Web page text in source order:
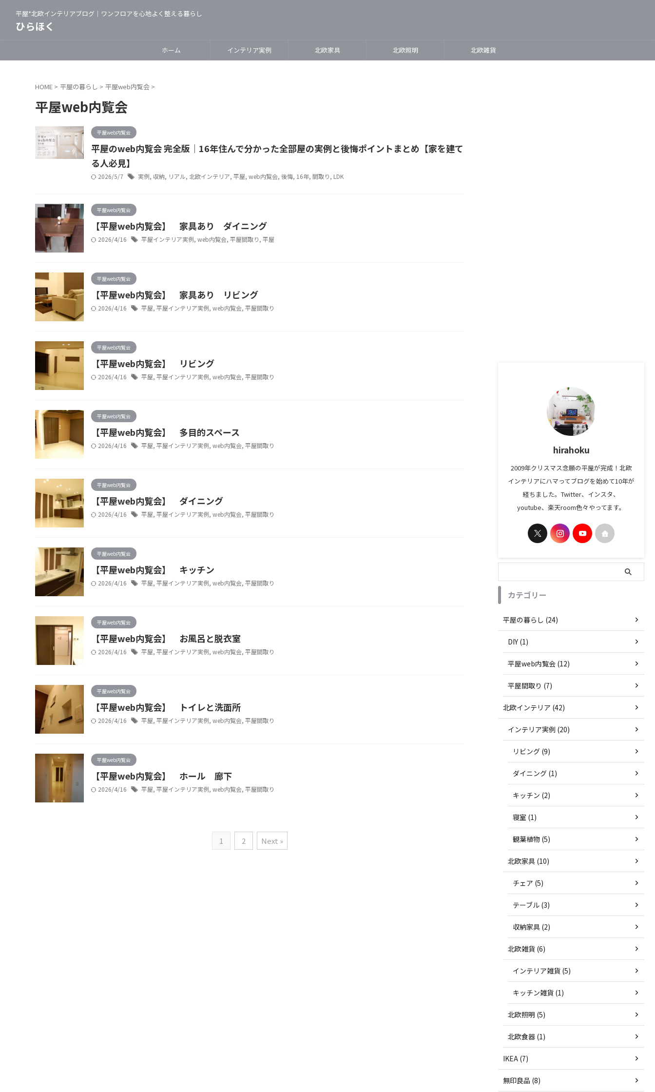
平屋*北欧インテリアブログ｜ワンフロアを心地よく整える暮らし
ひらほく
ホーム インテリア実例 北欧家具 北欧照明 北欧雑貨
HOME > 平屋の暮らし > 平屋web内覧会 >
平屋web内覧会
平屋web内覧会
平屋のweb内覧会 完全版｜16年住んで分かった全部屋の実例と後悔ポイントまとめ【家を建て
る人必見】
2026/5/7 実例, 収納, リアル, 北欧インテリア, 平屋, web内覧会, 後悔, 16年, 間取り, LDK
平屋web内覧会
【平屋web内覧会】 家具あり ダイニング
2026/4/16 平屋インテリア実例, web内覧会, 平屋間取り, 平屋
平屋web内覧会
【平屋web内覧会】 家具あり リビング
2026/4/16 平屋, 平屋インテリア実例, web内覧会, 平屋間取り
平屋web内覧会
【平屋web内覧会】 リビング
2026/4/16 平屋, 平屋インテリア実例, web内覧会, 平屋間取り
平屋web内覧会
【平屋web内覧会】 多目的スペース
2026/4/16 平屋, 平屋インテリア実例, web内覧会, 平屋間取り
平屋web内覧会
【平屋web内覧会】 ダイニング
2026/4/16 平屋, 平屋インテリア実例, web内覧会, 平屋間取り
平屋web内覧会
【平屋web内覧会】 キッチン
2026/4/16 平屋, 平屋インテリア実例, web内覧会, 平屋間取り
平屋web内覧会
【平屋web内覧会】 お風呂と脱衣室
2026/4/16 平屋, 平屋インテリア実例, web内覧会, 平屋間取り
平屋web内覧会
【平屋web内覧会】 トイレと洗面所
2026/4/16 平屋, 平屋インテリア実例, web内覧会, 平屋間取り
平屋web内覧会
【平屋web内覧会】 ホール 廊下
2026/4/16 平屋, 平屋インテリア実例, web内覧会, 平屋間取り
1 2 Next »
hirahoku
2009年クリスマス念願の平屋が完成！北欧
インテリアにハマってブログを始めて10年が
経ちました。Twitter、インスタ、
youtube、楽天room色々やってます。
カテゴリー
平屋の暮らし (24)
DIY (1)
平屋web内覧会 (12)
平屋間取り (7)
北欧インテリア (42)
インテリア実例 (20)
リビング (9)
ダイニング (1)
キッチン (2)
寝室 (1)
観葉植物 (5)
北欧家具 (10)
チェア (5)
テーブル (3)
収納家具 (2)
北欧雑貨 (6)
インテリア雑貨 (5)
キッチン雑貨 (1)
北欧照明 (5)
北欧食器 (1)
IKEA (7)
無印良品 (8)